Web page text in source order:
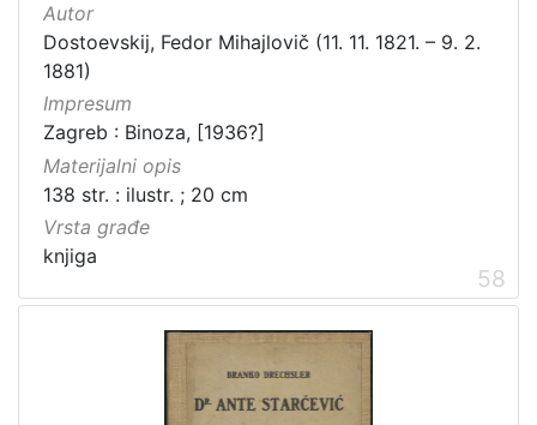
Autor
Dostoevskij, Fedor Mihajlovič (11. 11. 1821. – 9. 2.
1881)
Impresum
Zagreb : Binoza, [1936?]
Materijalni opis
138 str. : ilustr. ; 20 cm
Vrsta građe
knjiga
58